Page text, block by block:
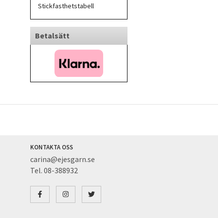
Stickfasthetstabell
Betalsätt
KONTAKTA OSS
carina@ejesgarn.se
Tel. 08-388932